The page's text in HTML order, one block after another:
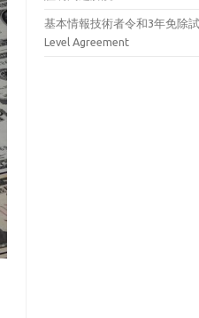
基本情報技術者令和3年免除
Level Agreement